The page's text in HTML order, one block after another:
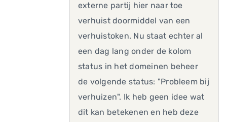
externe partij hier naar toe
verhuist doormiddel van een
verhuistoken. Nu staat echter al
een dag lang onder de kolom
status in het domeinen beheer
de volgende status: "Probleem bij
verhuizen". Ik heb geen idee wat
dit kan betekenen en heb deze